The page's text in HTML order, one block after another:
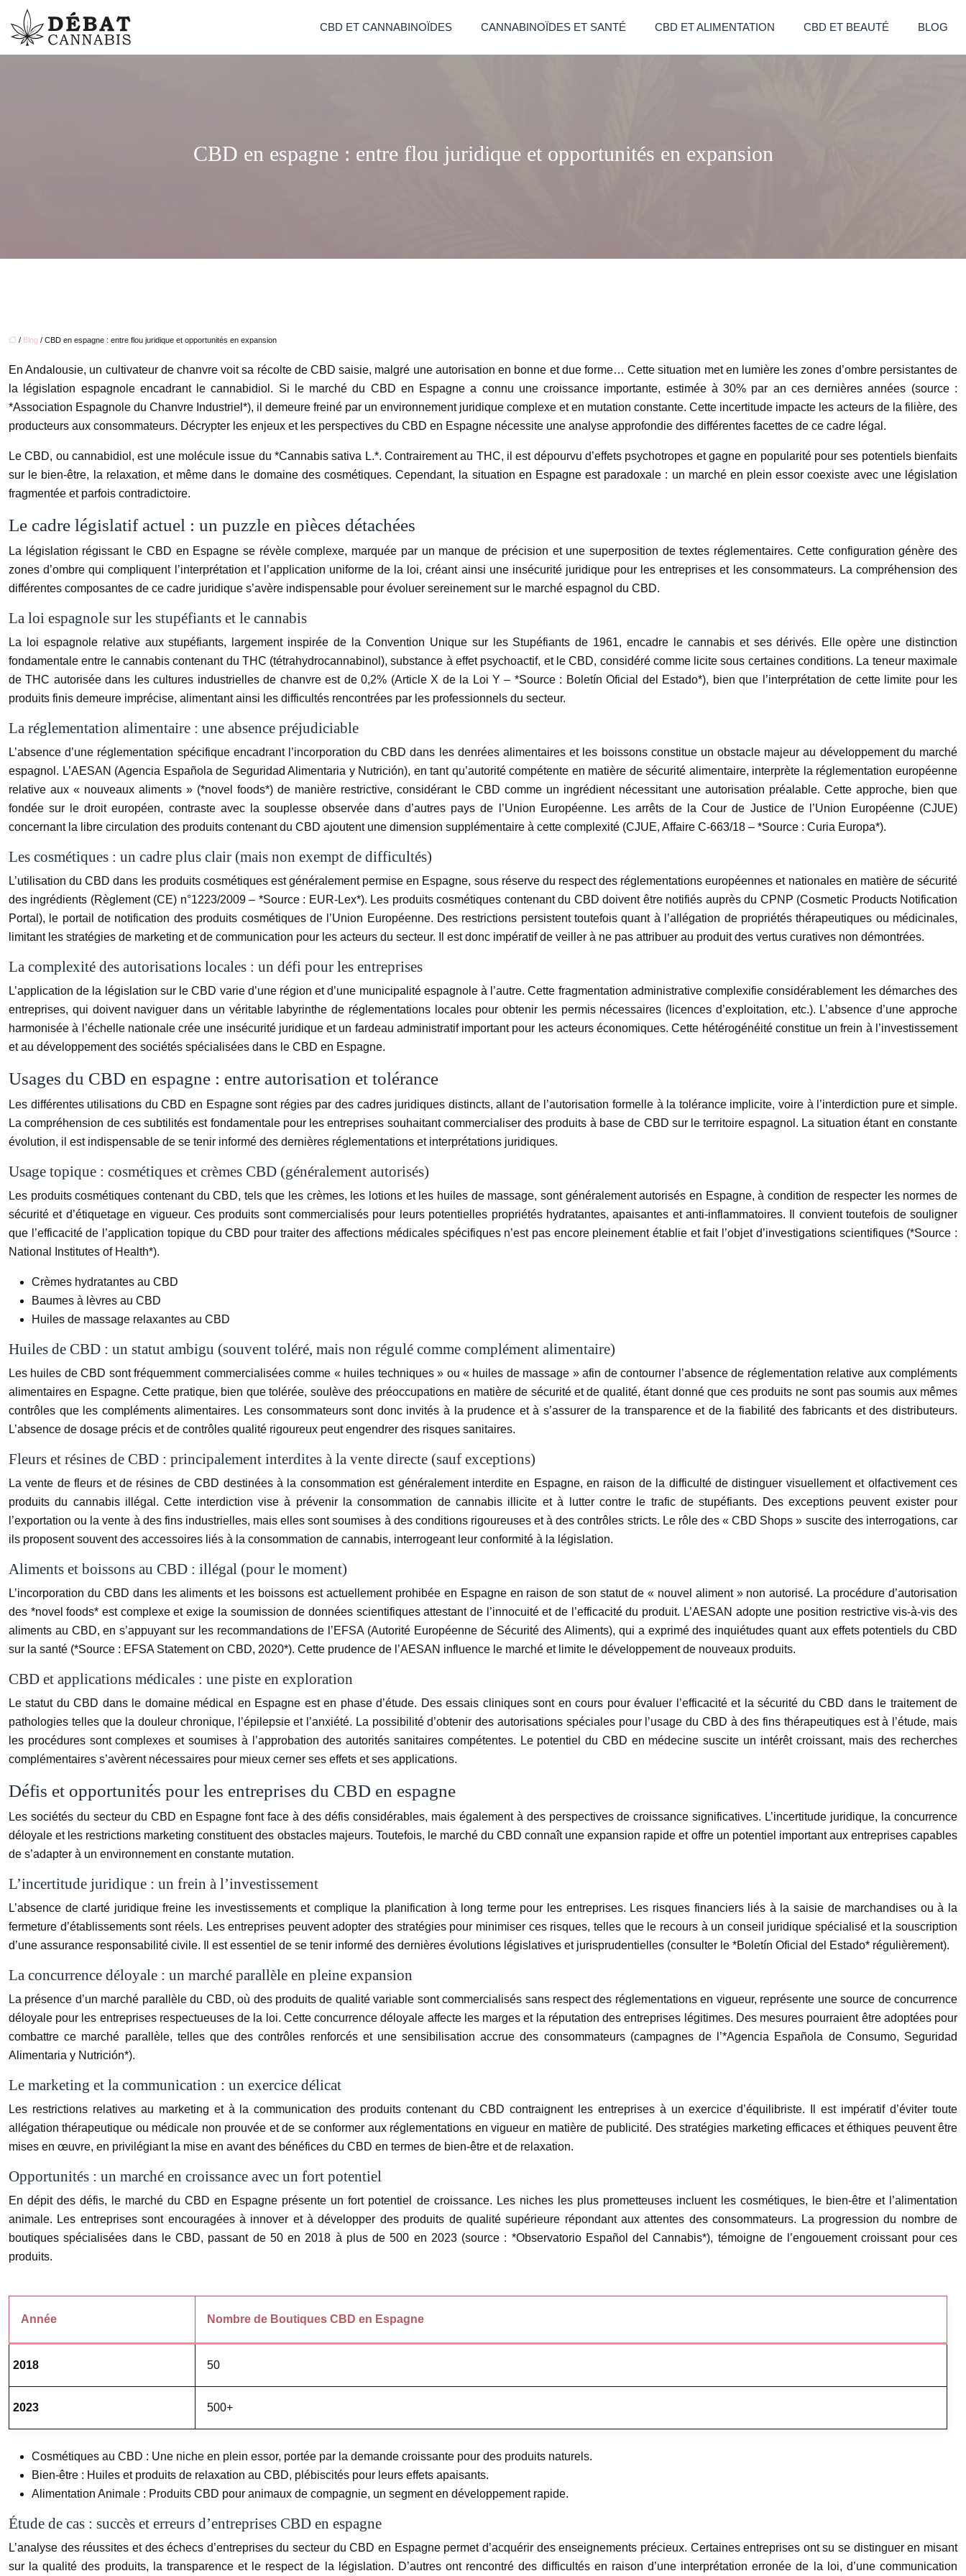
CBD ET CANNABINOÏDES CANNABINOÏDES ET SANTÉ CBD ET ALIMENTATION CBD ET BEAUTÉ BLOG
CBD en espagne : entre flou juridique et opportunités en expansion
/ Blog / CBD en espagne : entre flou juridique et opportunités en expansion
En Andalousie, un cultivateur de chanvre voit sa récolte de CBD saisie, malgré une autorisation en bonne et due forme… Cette situation met en lumière les zones d’ombre persistantes de
la législation espagnole encadrant le cannabidiol. Si le marché du CBD en Espagne a connu une croissance importante, estimée à 30% par an ces dernières années (source :
*Association Espagnole du Chanvre Industriel*), il demeure freiné par un environnement juridique complexe et en mutation constante. Cette incertitude impacte les acteurs de la filière, des
producteurs aux consommateurs. Décrypter les enjeux et les perspectives du CBD en Espagne nécessite une analyse approfondie des différentes facettes de ce cadre légal.
Le CBD, ou cannabidiol, est une molécule issue du *Cannabis sativa L.*. Contrairement au THC, il est dépourvu d’effets psychotropes et gagne en popularité pour ses potentiels bienfaits
sur le bien-être, la relaxation, et même dans le domaine des cosmétiques. Cependant, la situation en Espagne est paradoxale : un marché en plein essor coexiste avec une législation
fragmentée et parfois contradictoire.
Le cadre législatif actuel : un puzzle en pièces détachées
La législation régissant le CBD en Espagne se révèle complexe, marquée par un manque de précision et une superposition de textes réglementaires. Cette configuration génère des
zones d’ombre qui compliquent l’interprétation et l’application uniforme de la loi, créant ainsi une insécurité juridique pour les entreprises et les consommateurs. La compréhension des
différentes composantes de ce cadre juridique s’avère indispensable pour évoluer sereinement sur le marché espagnol du CBD.
La loi espagnole sur les stupéfiants et le cannabis
La loi espagnole relative aux stupéfiants, largement inspirée de la Convention Unique sur les Stupéfiants de 1961, encadre le cannabis et ses dérivés. Elle opère une distinction
fondamentale entre le cannabis contenant du THC (tétrahydrocannabinol), substance à effet psychoactif, et le CBD, considéré comme licite sous certaines conditions. La teneur maximale
de THC autorisée dans les cultures industrielles de chanvre est de 0,2% (Article X de la Loi Y – *Source : Boletín Oficial del Estado*), bien que l’interprétation de cette limite pour les
produits finis demeure imprécise, alimentant ainsi les difficultés rencontrées par les professionnels du secteur.
La réglementation alimentaire : une absence préjudiciable
L’absence d’une réglementation spécifique encadrant l’incorporation du CBD dans les denrées alimentaires et les boissons constitue un obstacle majeur au développement du marché
espagnol. L’AESAN (Agencia Española de Seguridad Alimentaria y Nutrición), en tant qu’autorité compétente en matière de sécurité alimentaire, interprète la réglementation européenne
relative aux « nouveaux aliments » (*novel foods*) de manière restrictive, considérant le CBD comme un ingrédient nécessitant une autorisation préalable. Cette approche, bien que
fondée sur le droit européen, contraste avec la souplesse observée dans d’autres pays de l’Union Européenne. Les arrêts de la Cour de Justice de l’Union Européenne (CJUE)
concernant la libre circulation des produits contenant du CBD ajoutent une dimension supplémentaire à cette complexité (CJUE, Affaire C-663/18 – *Source : Curia Europa*).
Les cosmétiques : un cadre plus clair (mais non exempt de difficultés)
L’utilisation du CBD dans les produits cosmétiques est généralement permise en Espagne, sous réserve du respect des réglementations européennes et nationales en matière de sécurité
des ingrédients (Règlement (CE) n°1223/2009 – *Source : EUR-Lex*). Les produits cosmétiques contenant du CBD doivent être notifiés auprès du CPNP (Cosmetic Products Notification
Portal), le portail de notification des produits cosmétiques de l’Union Européenne. Des restrictions persistent toutefois quant à l’allégation de propriétés thérapeutiques ou médicinales,
limitant les stratégies de marketing et de communication pour les acteurs du secteur. Il est donc impératif de veiller à ne pas attribuer au produit des vertus curatives non démontrées.
La complexité des autorisations locales : un défi pour les entreprises
L’application de la législation sur le CBD varie d’une région et d’une municipalité espagnole à l’autre. Cette fragmentation administrative complexifie considérablement les démarches des
entreprises, qui doivent naviguer dans un véritable labyrinthe de réglementations locales pour obtenir les permis nécessaires (licences d’exploitation, etc.). L’absence d’une approche
harmonisée à l’échelle nationale crée une insécurité juridique et un fardeau administratif important pour les acteurs économiques. Cette hétérogénéité constitue un frein à l’investissement
et au développement des sociétés spécialisées dans le CBD en Espagne.
Usages du CBD en espagne : entre autorisation et tolérance
Les différentes utilisations du CBD en Espagne sont régies par des cadres juridiques distincts, allant de l’autorisation formelle à la tolérance implicite, voire à l’interdiction pure et simple.
La compréhension de ces subtilités est fondamentale pour les entreprises souhaitant commercialiser des produits à base de CBD sur le territoire espagnol. La situation étant en constante
évolution, il est indispensable de se tenir informé des dernières réglementations et interprétations juridiques.
Usage topique : cosmétiques et crèmes CBD (généralement autorisés)
Les produits cosmétiques contenant du CBD, tels que les crèmes, les lotions et les huiles de massage, sont généralement autorisés en Espagne, à condition de respecter les normes de
sécurité et d’étiquetage en vigueur. Ces produits sont commercialisés pour leurs potentielles propriétés hydratantes, apaisantes et anti-inflammatoires. Il convient toutefois de souligner
que l’efficacité de l’application topique du CBD pour traiter des affections médicales spécifiques n’est pas encore pleinement établie et fait l’objet d’investigations scientifiques (*Source :
National Institutes of Health*).
Crèmes hydratantes au CBD
Baumes à lèvres au CBD
Huiles de massage relaxantes au CBD
Huiles de CBD : un statut ambigu (souvent toléré, mais non régulé comme complément alimentaire)
Les huiles de CBD sont fréquemment commercialisées comme « huiles techniques » ou « huiles de massage » afin de contourner l’absence de réglementation relative aux compléments
alimentaires en Espagne. Cette pratique, bien que tolérée, soulève des préoccupations en matière de sécurité et de qualité, étant donné que ces produits ne sont pas soumis aux mêmes
contrôles que les compléments alimentaires. Les consommateurs sont donc invités à la prudence et à s’assurer de la transparence et de la fiabilité des fabricants et des distributeurs.
L’absence de dosage précis et de contrôles qualité rigoureux peut engendrer des risques sanitaires.
Fleurs et résines de CBD : principalement interdites à la vente directe (sauf exceptions)
La vente de fleurs et de résines de CBD destinées à la consommation est généralement interdite en Espagne, en raison de la difficulté de distinguer visuellement et olfactivement ces
produits du cannabis illégal. Cette interdiction vise à prévenir la consommation de cannabis illicite et à lutter contre le trafic de stupéfiants. Des exceptions peuvent exister pour
l’exportation ou la vente à des fins industrielles, mais elles sont soumises à des conditions rigoureuses et à des contrôles stricts. Le rôle des « CBD Shops » suscite des interrogations, car
ils proposent souvent des accessoires liés à la consommation de cannabis, interrogeant leur conformité à la législation.
Aliments et boissons au CBD : illégal (pour le moment)
L’incorporation du CBD dans les aliments et les boissons est actuellement prohibée en Espagne en raison de son statut de « nouvel aliment » non autorisé. La procédure d’autorisation
des *novel foods* est complexe et exige la soumission de données scientifiques attestant de l’innocuité et de l’efficacité du produit. L’AESAN adopte une position restrictive vis-à-vis des
aliments au CBD, en s’appuyant sur les recommandations de l’EFSA (Autorité Européenne de Sécurité des Aliments), qui a exprimé des inquiétudes quant aux effets potentiels du CBD
sur la santé (*Source : EFSA Statement on CBD, 2020*). Cette prudence de l’AESAN influence le marché et limite le développement de nouveaux produits.
CBD et applications médicales : une piste en exploration
Le statut du CBD dans le domaine médical en Espagne est en phase d’étude. Des essais cliniques sont en cours pour évaluer l’efficacité et la sécurité du CBD dans le traitement de
pathologies telles que la douleur chronique, l’épilepsie et l’anxiété. La possibilité d’obtenir des autorisations spéciales pour l’usage du CBD à des fins thérapeutiques est à l’étude, mais
les procédures sont complexes et soumises à l’approbation des autorités sanitaires compétentes. Le potentiel du CBD en médecine suscite un intérêt croissant, mais des recherches
complémentaires s’avèrent nécessaires pour mieux cerner ses effets et ses applications.
Défis et opportunités pour les entreprises du CBD en espagne
Les sociétés du secteur du CBD en Espagne font face à des défis considérables, mais également à des perspectives de croissance significatives. L’incertitude juridique, la concurrence
déloyale et les restrictions marketing constituent des obstacles majeurs. Toutefois, le marché du CBD connaît une expansion rapide et offre un potentiel important aux entreprises capables
de s’adapter à un environnement en constante mutation.
L’incertitude juridique : un frein à l’investissement
L’absence de clarté juridique freine les investissements et complique la planification à long terme pour les entreprises. Les risques financiers liés à la saisie de marchandises ou à la
fermeture d’établissements sont réels. Les entreprises peuvent adopter des stratégies pour minimiser ces risques, telles que le recours à un conseil juridique spécialisé et la souscription
d’une assurance responsabilité civile. Il est essentiel de se tenir informé des dernières évolutions législatives et jurisprudentielles (consulter le *Boletín Oficial del Estado* régulièrement).
La concurrence déloyale : un marché parallèle en pleine expansion
La présence d’un marché parallèle du CBD, où des produits de qualité variable sont commercialisés sans respect des réglementations en vigueur, représente une source de concurrence
déloyale pour les entreprises respectueuses de la loi. Cette concurrence déloyale affecte les marges et la réputation des entreprises légitimes. Des mesures pourraient être adoptées pour
combattre ce marché parallèle, telles que des contrôles renforcés et une sensibilisation accrue des consommateurs (campagnes de l’*Agencia Española de Consumo, Seguridad
Alimentaria y Nutrición*).
Le marketing et la communication : un exercice délicat
Les restrictions relatives au marketing et à la communication des produits contenant du CBD contraignent les entreprises à un exercice d’équilibriste. Il est impératif d’éviter toute
allégation thérapeutique ou médicale non prouvée et de se conformer aux réglementations en vigueur en matière de publicité. Des stratégies marketing efficaces et éthiques peuvent être
mises en œuvre, en privilégiant la mise en avant des bénéfices du CBD en termes de bien-être et de relaxation.
Opportunités : un marché en croissance avec un fort potentiel
En dépit des défis, le marché du CBD en Espagne présente un fort potentiel de croissance. Les niches les plus prometteuses incluent les cosmétiques, le bien-être et l’alimentation
animale. Les entreprises sont encouragées à innover et à développer des produits de qualité supérieure répondant aux attentes des consommateurs. La progression du nombre de
boutiques spécialisées dans le CBD, passant de 50 en 2018 à plus de 500 en 2023 (source : *Observatorio Español del Cannabis*), témoigne de l’engouement croissant pour ces
produits.
Année Nombre de Boutiques CBD en Espagne
2018 50
2023 500+
Cosmétiques au CBD : Une niche en plein essor, portée par la demande croissante pour des produits naturels.
Bien-être : Huiles et produits de relaxation au CBD, plébiscités pour leurs effets apaisants.
Alimentation Animale : Produits CBD pour animaux de compagnie, un segment en développement rapide.
Étude de cas : succès et erreurs d’entreprises CBD en espagne
L’analyse des réussites et des échecs d’entreprises du secteur du CBD en Espagne permet d’acquérir des enseignements précieux. Certaines entreprises ont su se distinguer en misant
sur la qualité des produits, la transparence et le respect de la législation. D’autres ont rencontré des difficultés en raison d’une interprétation erronée de la loi, d’une communication